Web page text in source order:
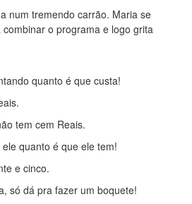
num tremendo carrão. Maria se
o programa e logo grita
quanto é que custa!
tem cem Reais.
quanto é que ele tem!
e cinco.
só dá pra fazer um boquete!